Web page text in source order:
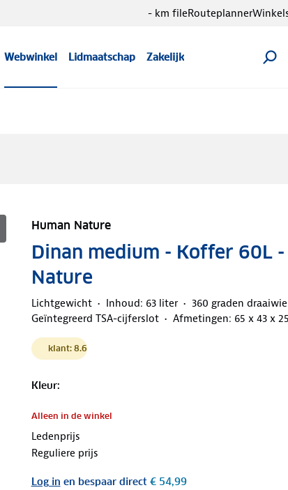
Webwinkel Lidmaatschap Zakelijk
- km fileRouteplanner
Human Nature
Dinan medium - Koffer 60L -
Nature
Lichtgewicht Inhoud: 63 liter
360 graden
Geïntegreerd TSA-cijferslot
Afmetingen: 65 x 43 x
klant: 8.6
Kleur:
Alleen in de winkel
Ledenprijs
Reguliere prijs
Log in en bespaar direct€ 54,99